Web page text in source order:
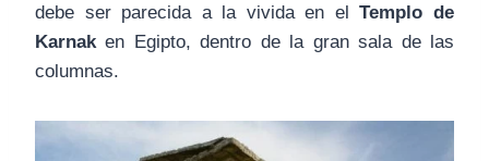
debe ser parecida a la vivida en elTemplo de
Karnak en Egipto, dentro de la gran sala de las
columnas.